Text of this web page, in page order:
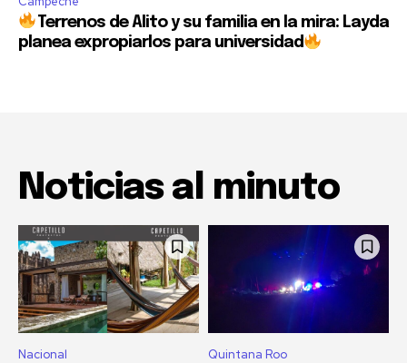
Terrenos de Alito y su familia en la mira: Layda
planea expropiarlos para universidad
Noticias al minuto
Nacional Quintana Roo